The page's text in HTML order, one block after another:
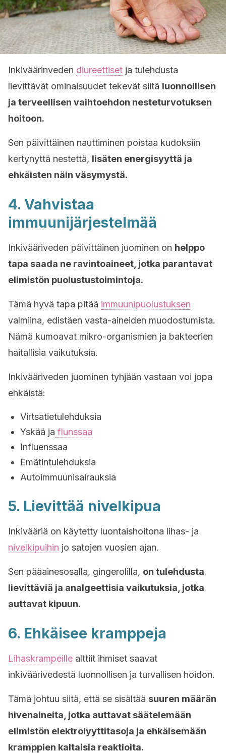
Inkiväärinveden diureettiset ja tulehdusta
lievittävät ominaisuudet tekevät siitä luonnollisen
ja terveellisen vaihtoehdon nesteturvotuksen
hoitoon.
Sen päivittäinen nauttiminen poistaa kudoksiin
kertynyttä nestettä, lisäten energisyyttä ja
ehkäisten näin väsymystä.
4. Vahvistaa
immuunijärjestelmää
Inkivääriveden päivittäinen juominen on helppo
tapa saada ne ravintoaineet, jotka parantavat
elimistön puolustustoimintoja.
Tämä hyvä tapa pitää immuunipuolustuksen
valmiina, edistäen vasta-aineiden muodostumista.
Nämä kumoavat mikro-organismien ja bakteerien
haitallisia vaikutuksia.
Inkivääriveden juominen tyhjään vastaan voi jopa
ehkäistä:
Virtsatietulehduksia
Yskää ja flunssaa
Influenssaa
Emätintulehduksia
Autoimmuunisairauksia
5. Lievittää nivelkipua
Inkivääriä on käytetty luontaishoitona lihas- ja
nivelkipuihin jo satojen vuosien ajan.
Sen pääainesosalla, gingerolilla, on tulehdusta
lievittäviä ja analgeettisia vaikutuksia, jotka
auttavat kipuun.
6. Ehkäisee kramppeja
Lihaskrampeille alttiit ihmiset saavat
inkiväärivedestä luonnollisen ja turvallisen hoidon.
Tämä johtuu siitä, että se sisältää suuren määrän
hivenaineita, jotka auttavat säätelemään
elimistön elektrolyyttitasoja ja ehkäisemään
kramppien kaltaisia reaktioita.